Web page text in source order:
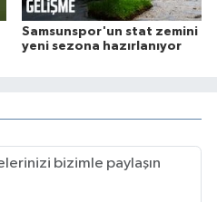
Samsunspor'un stat zemini
yeni sezona hazırlanıyor